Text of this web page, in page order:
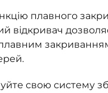
плавного
відкривач
свою систему